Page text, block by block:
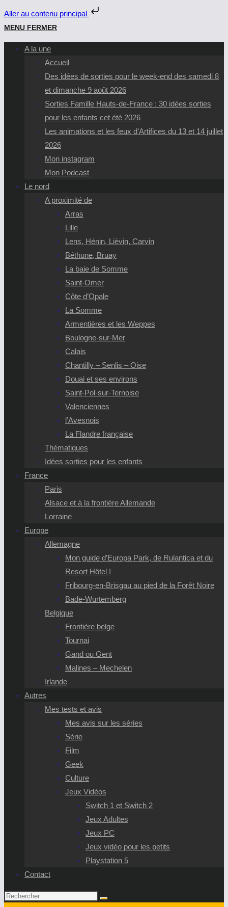
Aller au contenu principal
Skip
to
content
MENU FERMER
A la une
Accueil
Des idées de sorties pour le week-end des samedi 8
et dimanche 9 août 2026
Sorties Famille Hauts-de-France : 30 idées sorties
pour les enfants cet été 2026
Les animations et les feux d’Artifices du 13 et 14 juillet
2026
Mon instagram
Mon Podcast
Le nord
A proximité de
Arras
Lille
Lens, Hénin, Lièvin, Carvin
Béthune, Bruay
La baie de Somme
Saint-Omer
Côte d’Opale
La Somme
Armentières et les Weppes
Boulogne-sur-Mer
Calais
Chantilly – Senlis – Oise
Douai et ses environs
Saint-Pol-sur-Ternoise
Valenciennes
l’Avesnois
La Flandre française
Thématiques
Idées sorties pour les enfants
France
Paris
Alsace et à la frontière Allemande
Lorraine
Europe
Allemagne
Mon guide d’Europa Park, de Rulantica et du
Resort Hôtel !
Fribourg-en-Brisgau au pied de la Forêt Noire
Bade-Wurtemberg
Belgique
Frontière belge
Tournai
Gand ou Gent
Malines – Mechelen
Irlande
Autres
Mes tests et avis
Mes avis sur les séries
Série
Film
Geek
Culture
Jeux Vidéos
Switch 1 et Switch 2
Jeux Adultes
Jeux PC
Jeux vidéo pour les petits
Playstation 5
Contact
Rechercher